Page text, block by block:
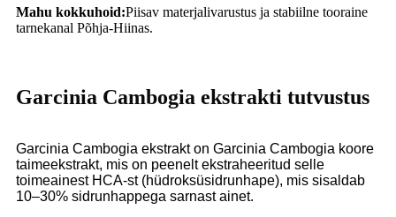
Mahu kokkuhoid:Piisav materjalivarustus ja stabiilne tooraine
tarnekanal Põhja-Hiinas.
Garcinia Cambogia ekstrakti tutvustus
Garcinia Cambogia ekstrakt on Garcinia Cambogia koore
taimeekstrakt, mis on peenelt ekstraheeritud selle
toimeainest HCA-st (hüdroksüsidrunhape), mis sisaldab
10–30% sidrunhappega sarnast ainet.